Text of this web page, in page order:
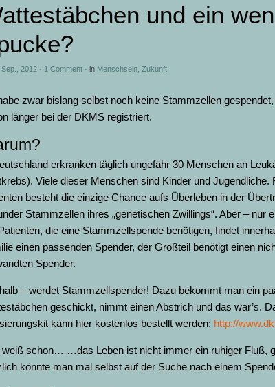
und ein
Sep., 2012 · 1 Comment · in Menschsein Zukunft
zwar bislang selbst noch keine Stammzellen
länger bei der DKMS registriert.
erkranken täglich ungefähr 30 Menschen an
Viele dieser Menschen sind Kinder und Jugendliche.
besteht die einzige Chance aufs Überleben in der
Stammzellen ihres „genetischen Zwillings“. Aber – nur
die eine Stammzellspende benötigen, findet
einen passenden Spender, der Großteil benötigt einen
Spender.
– werdet Stammzellspender! Dazu bekommt man ein
geschickt, nimmt einen Abstrich und das war’s.
kann hier kostenlos bestellt werden: http://
weiß schon… …das Leben ist nicht immer ein ruhiger Fluß,
könnte man mal selbst auf der Suche nach einem